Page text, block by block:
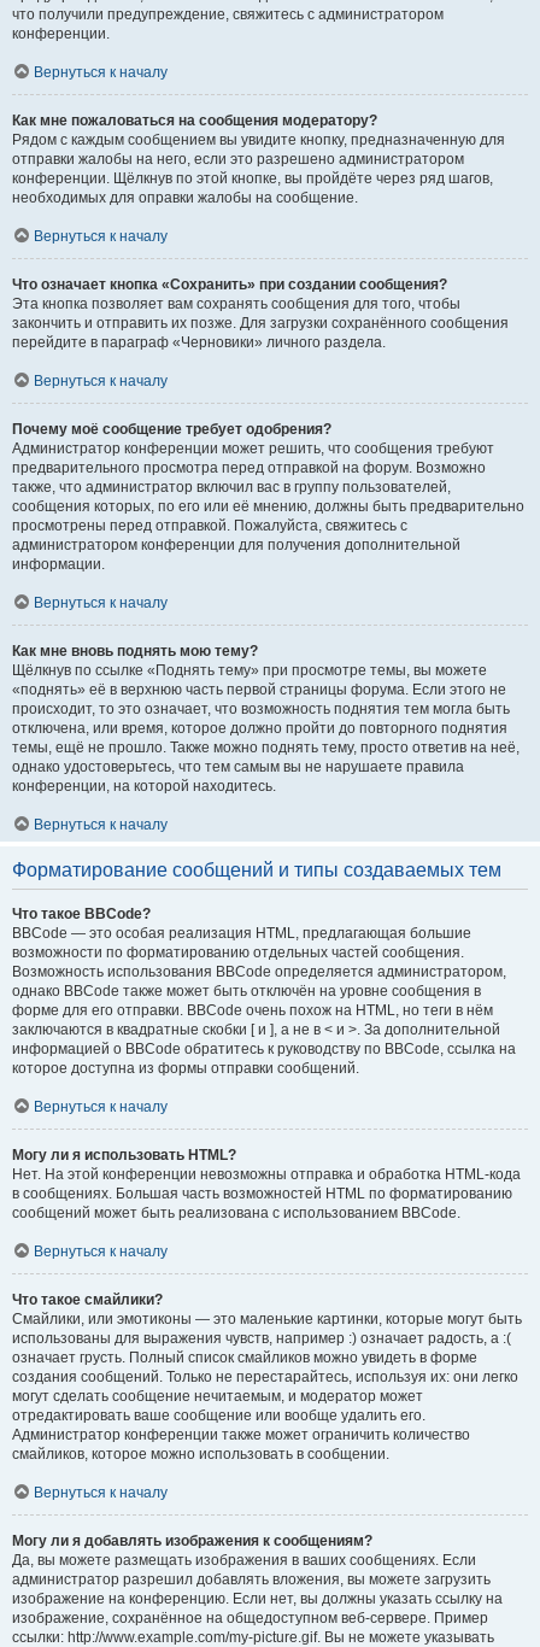
что получили предупреждение, свяжитесь с администратором
конференции.
Вернуться к началу
Как мне пожаловаться на сообщения модератору?
Рядом с каждым сообщением вы увидите кнопку, предназначенную для
отправки жалобы на него, если это разрешено администратором
конференции. Щёлкнув по этой кнопке, вы пройдёте через ряд шагов,
необходимых для оправки жалобы на сообщение.
Вернуться к началу
Что означает кнопка «Сохранить» при создании сообщения?
Эта кнопка позволяет вам сохранять сообщения для того, чтобы
закончить и отправить их позже. Для загрузки сохранённого сообщения
перейдите в параграф «Черновики» личного раздела.
Вернуться к началу
Почему моё сообщение требует одобрения?
Администратор конференции может решить, что сообщения требуют
предварительного просмотра перед отправкой на форум. Возможно
также, что администратор включил вас в группу пользователей,
сообщения которых, по его или её мнению, должны быть предварительно
просмотрены перед отправкой. Пожалуйста, свяжитесь с
администратором конференции для получения дополнительной
информации.
Вернуться к началу
Как мне вновь поднять мою тему?
Щёлкнув по ссылке «Поднять тему» при просмотре темы, вы можете
«поднять» её в верхнюю часть первой страницы форума. Если этого не
происходит, то это означает, что возможность поднятия тем могла быть
отключена, или время, которое должно пройти до повторного поднятия
темы, ещё не прошло. Также можно поднять тему, просто ответив на неё,
однако удостоверьтесь, что тем самым вы не нарушаете правила
конференции, на которой находитесь.
Вернуться к началу
Форматирование сообщений и типы создаваемых тем
Что такое BBCode?
BBCode — это особая реализация HTML, предлагающая большие
возможности по форматированию отдельных частей сообщения.
Возможность использования BBCode определяется администратором,
однако BBCode также может быть отключён на уровне сообщения в
форме для его отправки. BBCode очень похож на HTML, но теги в нём
заключаются в квадратные скобки [ и ], а не в < и >. За дополнительной
информацией о BBCode обратитесь к руководству по BBCode, ссылка на
которое доступна из формы отправки сообщений.
Вернуться к началу
Могу ли я использовать HTML?
Нет. На этой конференции невозможны отправка и обработка HTML-кода
в сообщениях. Большая часть возможностей HTML по форматированию
сообщений может быть реализована с использованием BBCode.
Вернуться к началу
Что такое смайлики?
Смайлики, или эмотиконы — это маленькие картинки, которые могут быть
использованы для выражения чувств, например :) означает радость, а :(
означает грусть. Полный список смайликов можно увидеть в форме
создания сообщений. Только не перестарайтесь, используя их: они легко
могут сделать сообщение нечитаемым, и модератор может
отредактировать ваше сообщение или вообще удалить его.
Администратор конференции также может ограничить количество
смайликов, которое можно использовать в сообщении.
Вернуться к началу
Могу ли я добавлять изображения к сообщениям?
Да, вы можете размещать изображения в ваших сообщениях. Если
администратор разрешил добавлять вложения, вы можете загрузить
изображение на конференцию. Если нет, вы должны указать ссылку на
изображение, сохранённое на общедоступном веб-сервере. Пример
ссылки: http://www.example.com/my-picture.gif. Вы не можете указывать